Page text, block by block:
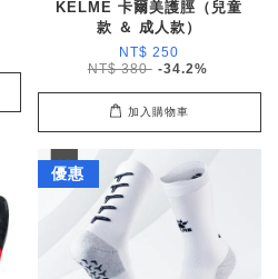
KELME 卡爾美護脛（兒童
款 ＆ 成人款）
NT$ 250
NT$ 380 -34.2%
加入購物車
優惠